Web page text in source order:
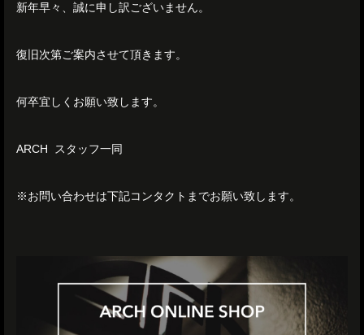
新年早々、誠に申し訳ございません。
復旧次第ご案内させて頂きます。
何卒宜しくお願い致します。
ARCH スタッフ一同
※お問い合わせは下記コンタクトまでお願い致します。